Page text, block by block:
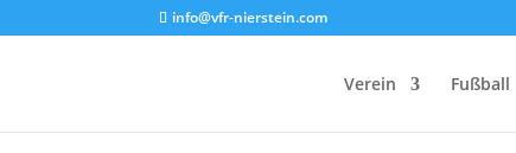
info@vfr-nierstein.com
Verein Fußball